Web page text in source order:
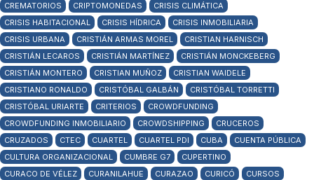
CREMATORIOS CRIPTOMONEDAS
CRISIS CLIMÁTICA
CRISIS HABITACIONAL
CRISIS HÍDRICA
CRISIS INMOBILIARIA
CRISIS URBANA
CRISTIÁN ARMAS MOREL
CRISTIAN HARNISCH
CRISTIÁN LECAROS
CRISTIÁN MARTÍNEZ
CRISTIÁN MONCKEBERG
CRISTIÁN MONTERO
CRISTIAN MUÑOZ
CRISTIAN WAIDELE
CRISTIANO RONALDO
CRISTÓBAL GALBÁN
CRISTÓBAL TORRETTI
CRISTÓBAL URIARTE
CRITERIOS
CROWDFUNDING
CROWDFUNDING INMOBILIARIO
CROWDSHIPPING
CRUCEROS
CRUZADOS
CTEC CUARTEL CUARTEL PDI CUBA
CUENTA PÚBLICA
CULTURA ORGANIZACIONAL
CUMBRE G7
CUPERTINO
CURACO DE VÉLEZ
CURANILAHUE CURAZAO CURICÓ
CURSOS